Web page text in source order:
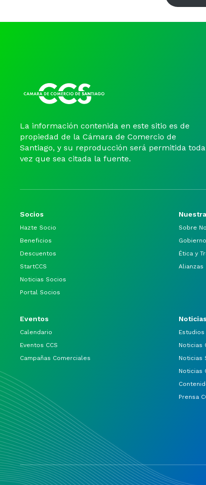
La información contenida en este sitio es de
propiedad de la Cámara de Comercio de
Santiago, y su reproducción será permitida toda
vez que sea citada la fuente.
Socios
Hazte Socio
Beneficios
Descuentos
StartCCS
Noticias Socios
Portal Socios
Sobre
Ética y
Alianzas
Eventos
Calendario
Eventos CCS
Campañas Comerciales
Estudios
Noticias
Noticias
Noticias
Prensa